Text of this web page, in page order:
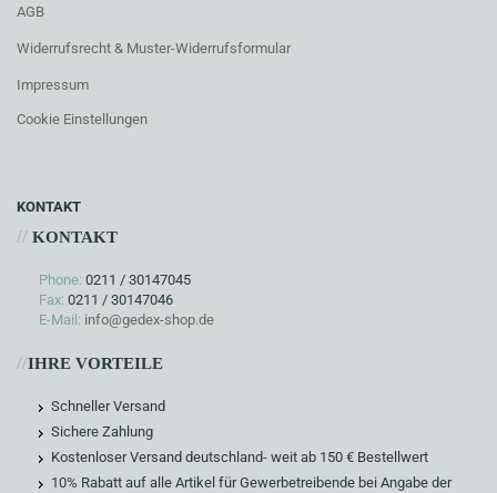
AGB
Widerrufsrecht & Muster-Widerrufsformular
Impressum
Cookie Einstellungen
KONTAKT
// KONTAKT
Phone: 0211 / 30147045
Fax: 0211 / 30147046
E-Mail: info@gedex-shop.de
//IHRE VORTEILE
Schneller Versand
Sichere Zahlung
Kostenloser Versand deutschland- weit ab 150 € Bestellwert
10% Rabatt auf alle Artikel für Gewerbetreibende bei Angabe der